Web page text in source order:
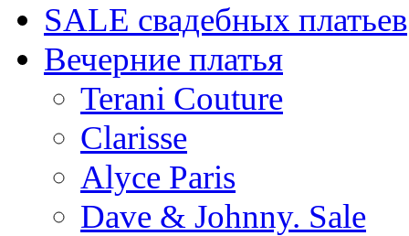
SALE cвадебных платьев
Вечерние платья
Terani Couture
Clarisse
Alyce Paris
Dave & Johnny. Sale